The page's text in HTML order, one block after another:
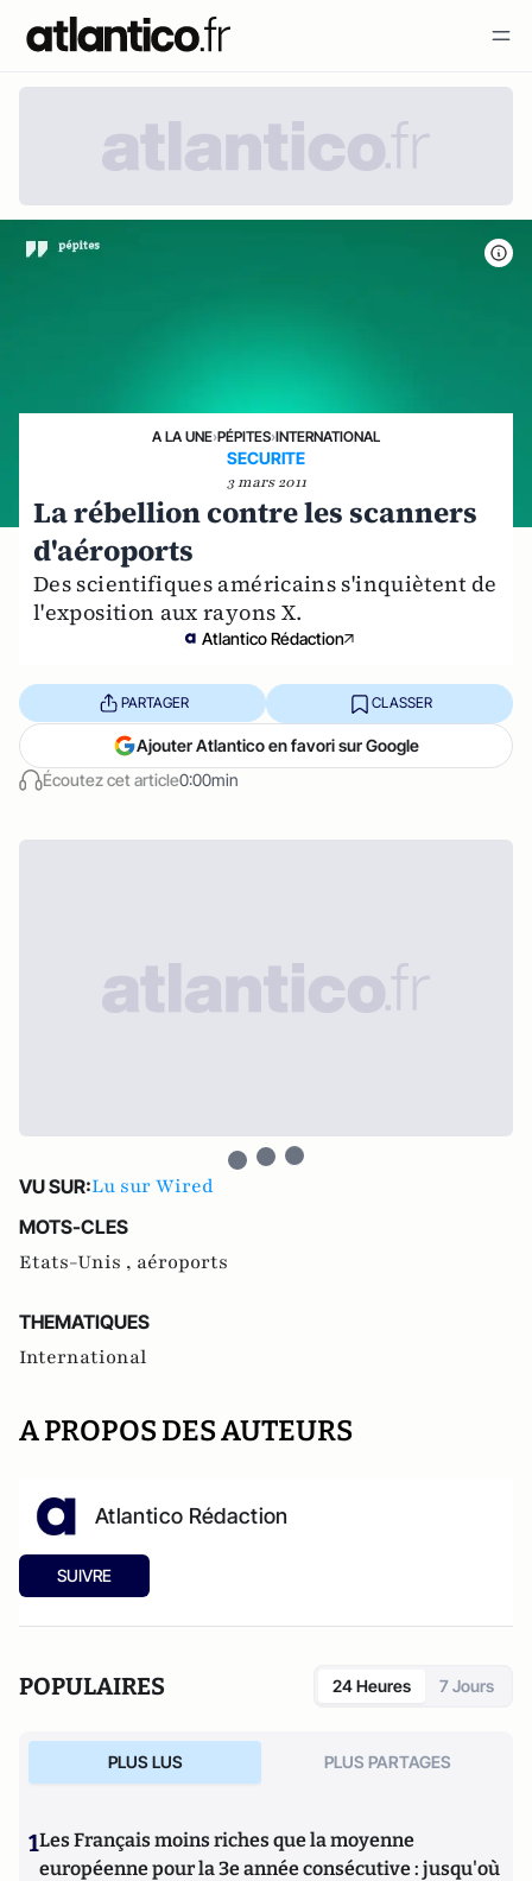
A LA UNE›PÉPITES›INTERNATIONAL
SECURITE
3 mars 2011
La rébellion contre les scanners
d'aéroports
Des scientifiques américains s'inquiètent de
l'exposition aux rayons X.
Atlantico Rédaction
Écoutez cet article0:00min
PARTAGER CLASSER
Ajouter Atlantico en favori sur Google
VU SUR:Lu sur Wired
MOTS-CLES
Etats-Unis , aéroports
THEMATIQUES
International
A PROPOS DES AUTEURS
Atlantico Rédaction
SUIVRE
POPULAIRES 24 Heures 7 Jours
PLUS LUS PLUS PARTAGES
1Les Français moins riches que la moyenne
européenne pour la 3e année consécutive : jusqu'où